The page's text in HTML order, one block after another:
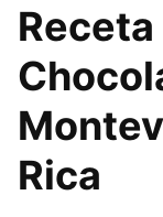
Rica